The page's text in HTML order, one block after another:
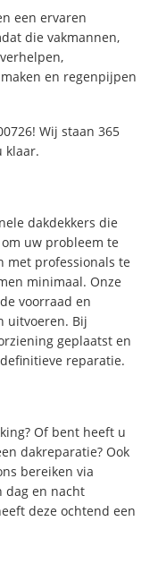
een ervaren
die vakmannen,
en regenpijpen
Wij staan 365
klaar.
dakdekkers die
uw probleem te
met professionals te
minimaal. Onze
voorraad en
uitvoeren. Bij
geplaatst en
reparatie.
Of bent heeft u
dakreparatie? Ook
bereiken via
dag en nacht
deze ochtend een